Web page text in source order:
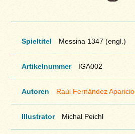
Spieltitel Messina 1347 (engl.)
Artikelnummer IGA002
Autoren Raúl Fernández Aparicio,
Illustrator Michal Peichl